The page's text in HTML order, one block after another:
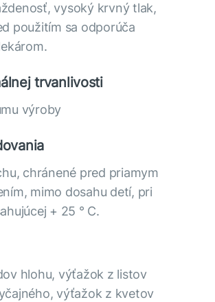
vysoký krvný tlak,
použitím sa odporúča
trvanlivosti
výroby
chránené pred priamym
mimo dosahu detí, pri
+ 25 ° C.
hlohu, výťažok z listov
výťažok z kvetov